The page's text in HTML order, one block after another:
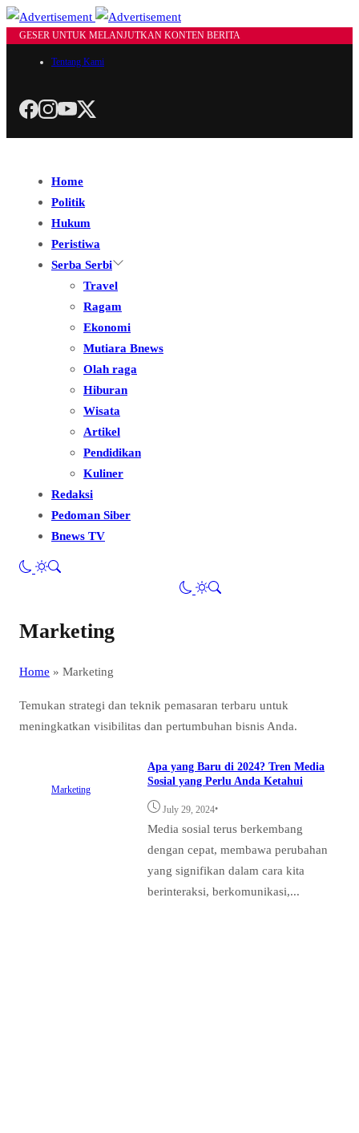
GESER UNTUK MELANJUTKAN KONTEN BERITA
Tentang Kami
Home
Politik
Hukum
Peristiwa
Serba Serbi
Travel
Ragam
Ekonomi
Mutiara Bnews
Olah raga
Hiburan
Wisata
Artikel
Pendidikan
Kuliner
Redaksi
Pedoman Siber
Bnews TV
Marketing
Home » Marketing
Temukan strategi dan teknik pemasaran terbaru untuk
meningkatkan visibilitas dan pertumbuhan bisnis Anda.
Marketing
Apa yang Baru di 2024? Tren Media
Sosial yang Perlu Anda Ketahui
July 29, 2024•
Media sosial terus berkembang
dengan cepat, membawa perubahan
yang signifikan dalam cara kita
berinteraksi, berkomunikasi,...